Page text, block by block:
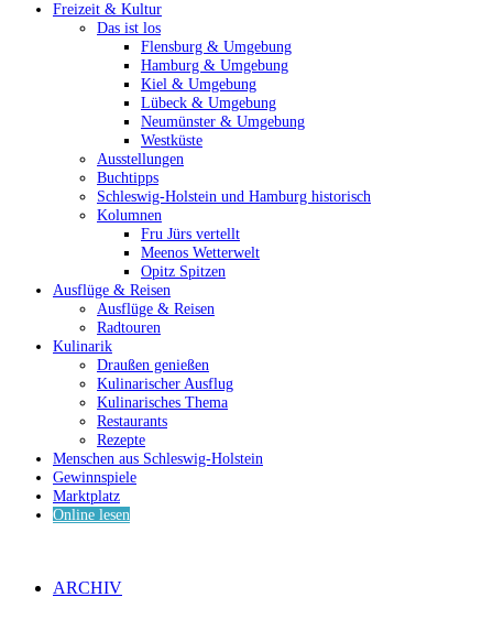
Freizeit & Kultur
Das ist los
Flensburg & Umgebung
Hamburg & Umgebung
Kiel & Umgebung
Lübeck & Umgebung
Neumünster & Umgebung
Westküste
Ausstellungen
Buchtipps
Schleswig-Holstein und Hamburg historisch
Kolumnen
Fru Jürs vertellt
Meenos Wetterwelt
Opitz Spitzen
Ausflüge & Reisen
Ausflüge & Reisen
Radtouren
Kulinarik
Draußen genießen
Kulinarischer Ausflug
Kulinarisches Thema
Restaurants
Rezepte
Menschen aus Schleswig-Holstein
Gewinnspiele
Marktplatz
Online lesen
ARCHIV